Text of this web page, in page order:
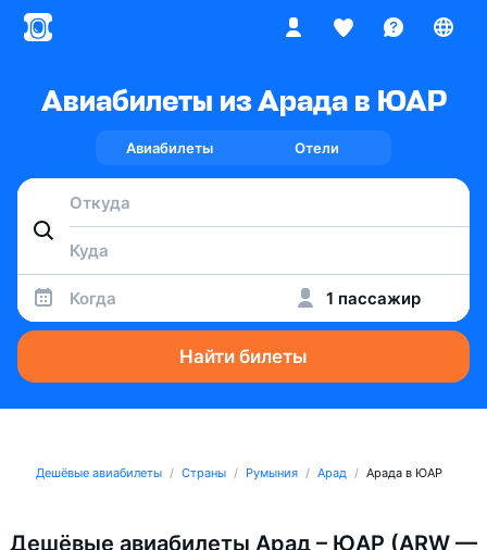
Авиабилеты из Арада в ЮАР
Авиабилеты Отели
Когда 1 пассажир
Найти билеты
Дешёвые авиабилеты Страны Румыния Арад Арада в ЮАР
Дешёвые авиабилеты Арад – ЮАР (ARW —